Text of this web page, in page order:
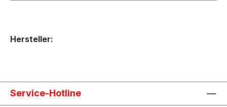
Hersteller:
Service-Hotline